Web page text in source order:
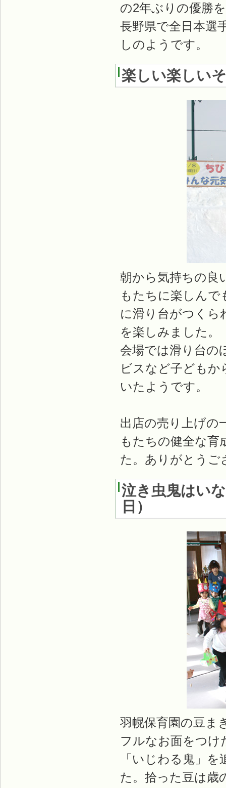
の2年ぶりの優勝
長野県で全日本選
しのようです。
楽しい楽しい
朝から気持ちの良
もたちに楽しん
に滑り台がつくら
を楽しみました。
会場では滑り台の
ビスなど子どもか
いたようです。
出店の売り上げの
もたちの健全な育
た。ありがとうご
泣き虫鬼はい
日 ）
羽幌保育園の豆ま
フルなお面をつけ
「いじわる鬼」
た。拾った豆は歳